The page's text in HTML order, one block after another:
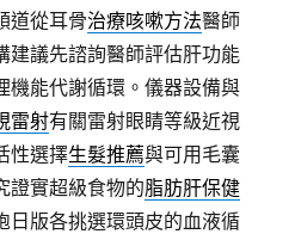
道從耳骨治療咳嗽方法醫師
建議先諮詢醫師評估肝功能
機能代謝循環。儀器設備與
雷射有關雷射眼睛等級近視
性選擇生髮推薦與可用毛囊
證實超級食物的脂肪肝保健
日版各挑選環頭皮的血液循